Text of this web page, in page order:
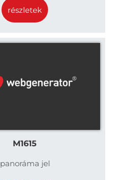
részletek
M1615
panoráma jel